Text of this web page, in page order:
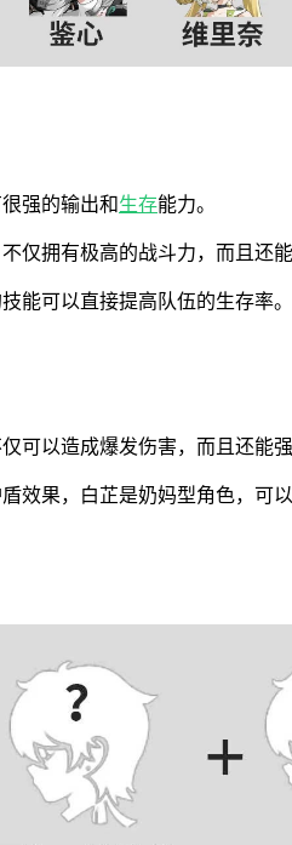
强的输出和生存能力。
仅拥有极高的战斗力，而且还能
能可以直接提高队伍的生存率。
可以造成爆发伤害，而且还能强
效果，白芷是奶妈型角色，可